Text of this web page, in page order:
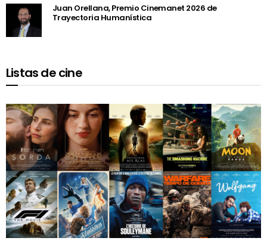
Juan Orellana, Premio Cinemanet 2026 de
Trayectoria Humanística
Listas de cine